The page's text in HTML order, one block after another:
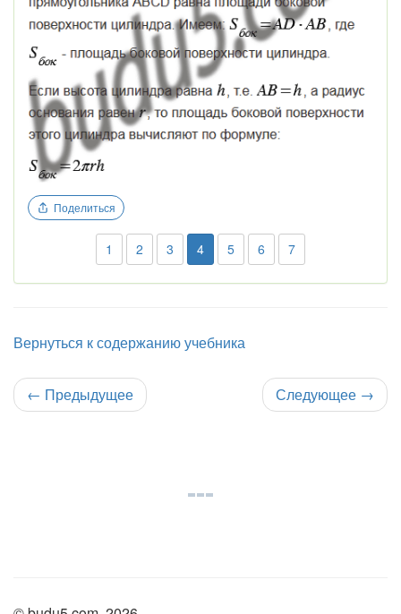
Поделиться
1 2 3 4 5 6 7
Вернуться к содержанию учебника
← Предыдущее Следующее →